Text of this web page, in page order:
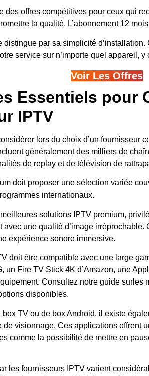
des offres compétitives pour ceux qui
la qualité. L’abonnement 12
distingue par sa simplicité
service sur n’importe quel appareil,
Voir Les Offres
Essentiels pour
IPTV
lors du choix d’un fournisseur
généralement des milliers de
de replay et de télévision de
doit proposer une sélection variée
internationaux.
solutions IPTV premium,
une qualité d’image
expérience sonore immersive.
doit être compatible avec une large
un Fire TV Stick 4K d’Amazon, une
Consultez notre guide
disponibles.
TV ou de box Android, il existe
de visionnage. Ces applications offrent
comme la possibilité de mettre en
les fournisseurs IPTV varient